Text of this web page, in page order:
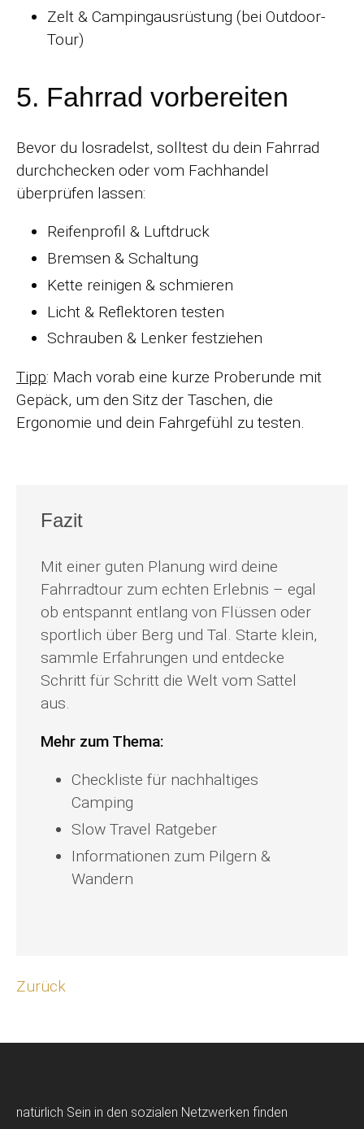
Zelt & Campingausrüstung (bei Outdoor-
Tour)
5. Fahrrad vorbereiten
Bevor du losradelst, solltest du dein Fahrrad
durchchecken oder vom Fachhandel
überprüfen lassen:
Reifenprofil & Luftdruck
Bremsen & Schaltung
Kette reinigen & schmieren
Licht & Reflektoren testen
Schrauben & Lenker festziehen
Tipp: Mach vorab eine kurze Proberunde mit
Gepäck, um den Sitz der Taschen, die
Ergonomie und dein Fahrgefühl zu testen.
Fazit
Mit einer guten Planung wird deine
Fahrradtour zum echten Erlebnis – egal
ob entspannt entlang von Flüssen oder
sportlich über Berg und Tal. Starte klein,
sammle Erfahrungen und entdecke
Schritt für Schritt die Welt vom Sattel
aus.
Mehr zum Thema:
Checkliste für nachhaltiges
Camping
Slow Travel Ratgeber
Informationen zum Pilgern &
Wandern
Zurück
natürlich Sein in den sozialen Netzwerken finden